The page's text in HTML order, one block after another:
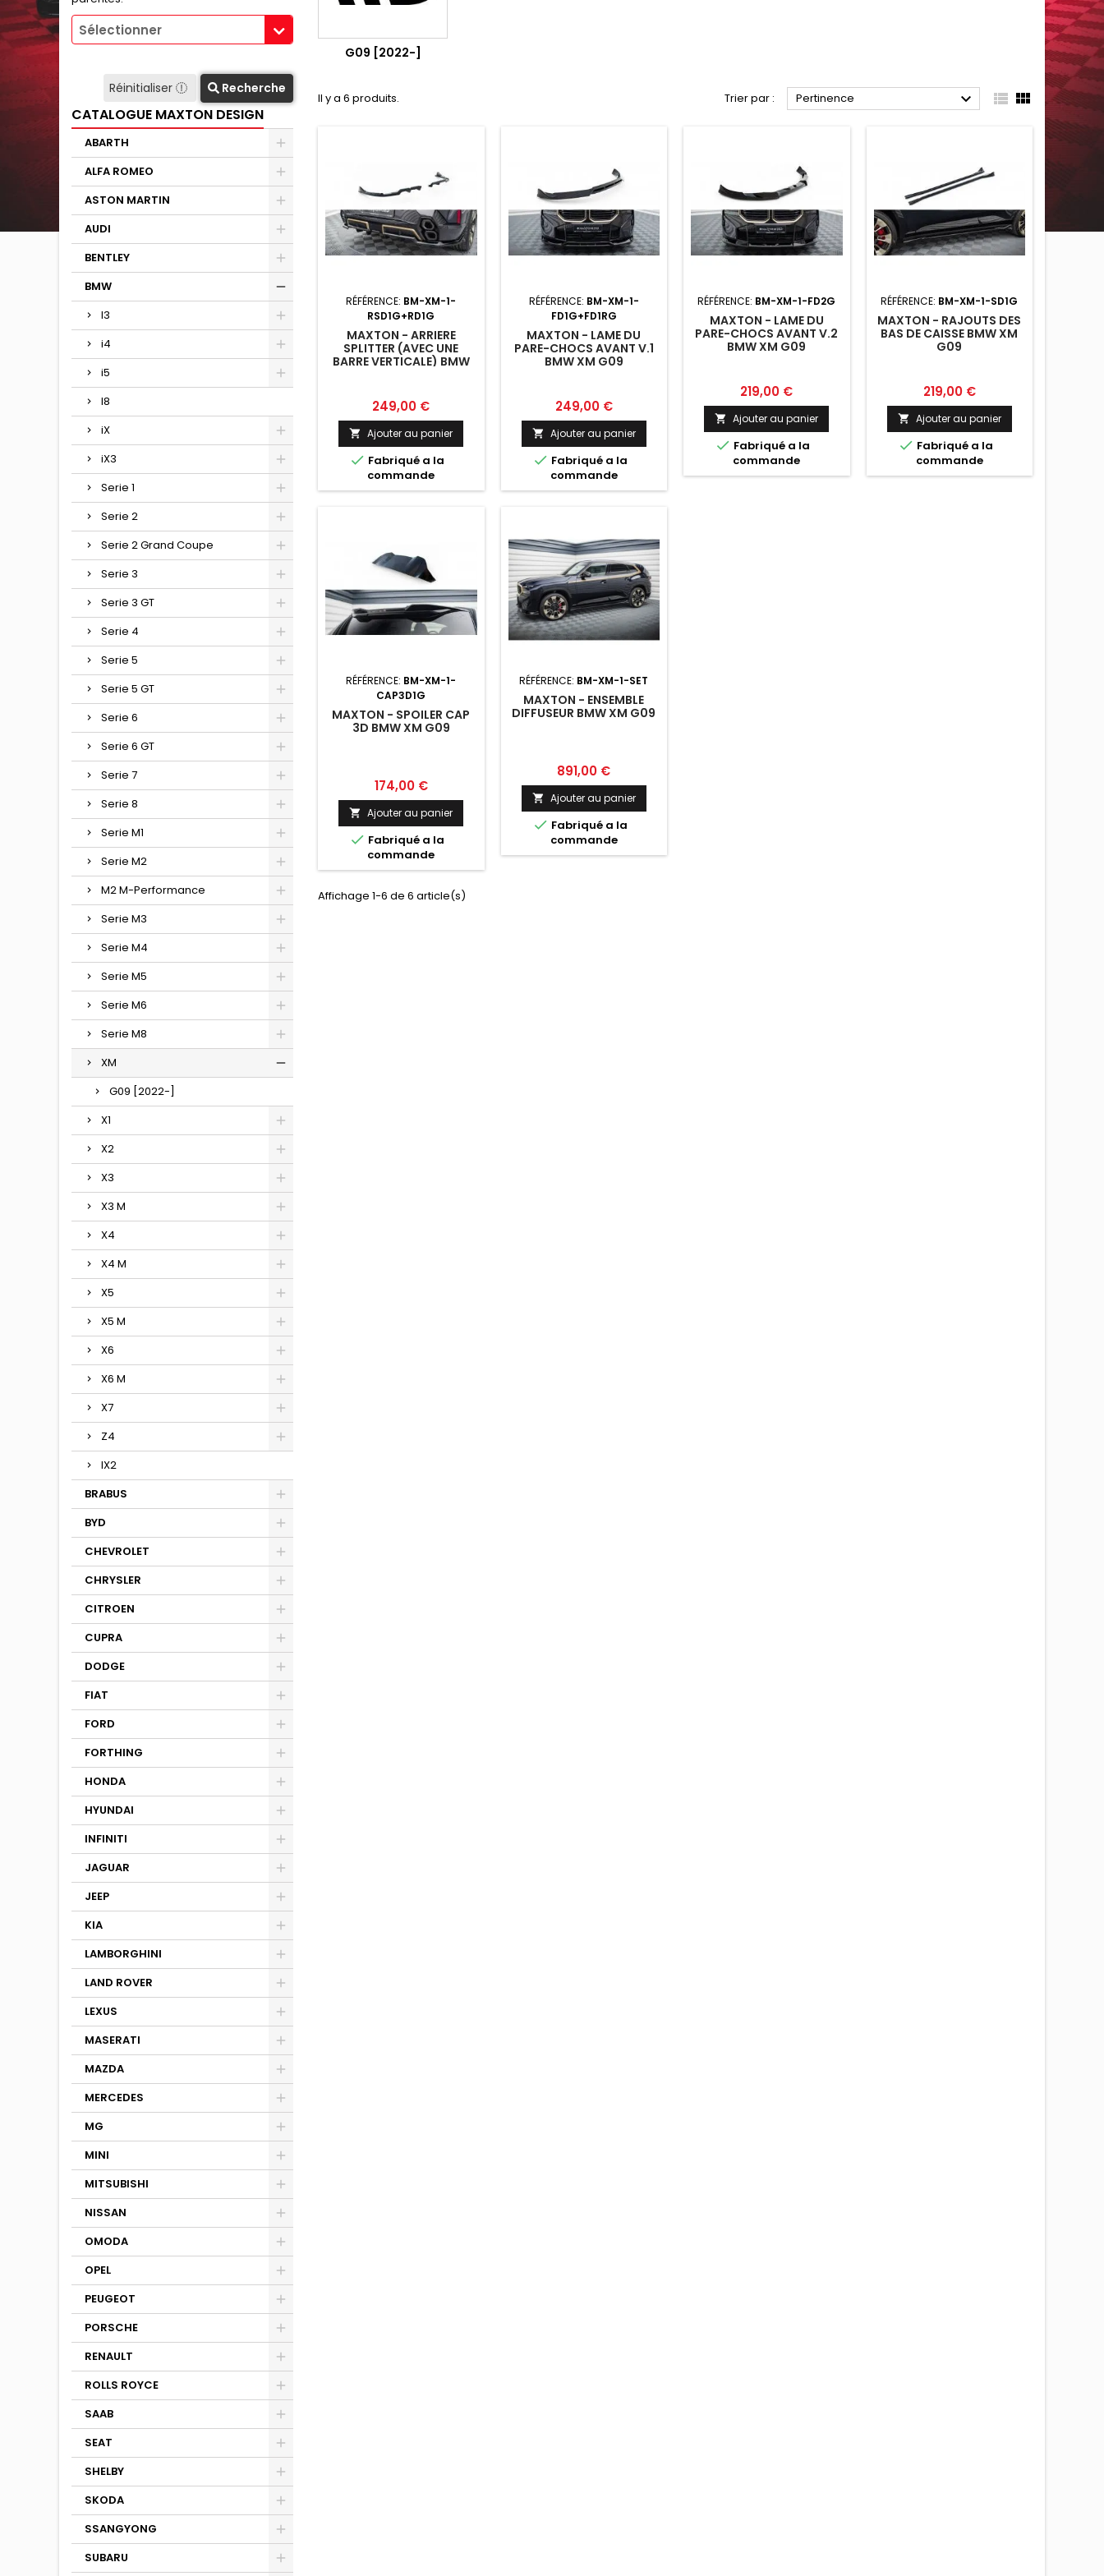
Sélectionner
Réinitialiser Recherche
CATALOGUE MAXTON DESIGN
ABARTH
ALFA ROMEO
ASTON MARTIN
AUDI
BENTLEY
BMW
I3
i4
i5
I8
iX
iX3
Serie 1
Serie 2
Serie 2 Grand Coupe
Serie 3
Serie 3 GT
Serie 4
Serie 5
Serie 5 GT
Serie 6
Serie 6 GT
Serie 7
Serie 8
Serie M1
Serie M2
M2 M-Performance
Serie M3
Serie M4
Serie M5
Serie M6
Serie M8
XM
G09 [2022-]
X1
X2
X3
X3 M
X4
X4 M
X5
X5 M
X6
X6 M
X7
Z4
IX2
BRABUS
BYD
CHEVROLET
CHRYSLER
CITROEN
CUPRA
DODGE
FIAT
FORD
FORTHING
HONDA
HYUNDAI
INFINITI
JAGUAR
JEEP
KIA
LAMBORGHINI
LAND ROVER
LEXUS
MASERATI
MAZDA
MERCEDES
MG
MINI
MITSUBISHI
NISSAN
OMODA
OPEL
PEUGEOT
PORSCHE
RENAULT
ROLLS ROYCE
SAAB
SEAT
SHELBY
SKODA
SSANGYONG
SUBARU
G09 [2022-]
Il y a 6 produits. Trier par : Pertinence   
RÉFÉRENCE: BM-XM-1-
RSD1G+RD1G
MAXTON - ARRIERE
SPLITTER (AVEC UNE
BARRE VERTICALE) BMW
Prix
249,00 €
 Ajouter au panier
 Fabriqué a la
commande
RÉFÉRENCE: BM-XM-1-
FD1G+FD1RG
MAXTON - LAME DU
PARE-CHOCS AVANT V.1
BMW XM G09
Prix
249,00 €
 Ajouter au panier
 Fabriqué a la
commande
RÉFÉRENCE: BM-XM-1-FD2G
MAXTON - LAME DU
PARE-CHOCS AVANT V.2
BMW XM G09
Prix
219,00 €
 Ajouter au panier
 Fabriqué a la
commande
RÉFÉRENCE: BM-XM-1-SD1G
MAXTON - RAJOUTS DES
BAS DE CAISSE BMW XM
G09
Prix
219,00 €
 Ajouter au panier
 Fabriqué a la
commande
RÉFÉRENCE: BM-XM-1-
CAP3D1G
MAXTON - SPOILER CAP
3D BMW XM G09
Prix
174,00 €
 Ajouter au panier
 Fabriqué a la
commande
RÉFÉRENCE: BM-XM-1-SET
MAXTON - ENSEMBLE
DIFFUSEUR BMW XM G09
Prix
891,00 €
 Ajouter au panier
 Fabriqué a la
commande
Affichage 1-6 de 6 article(s)